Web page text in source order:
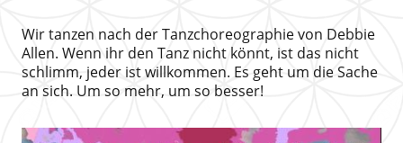
Wir tanzen nach der Tanzchoreographie von Debbie
Allen. Wenn ihr den Tanz nicht könnt, ist das nicht
schlimm, jeder ist willkommen. Es geht um die Sache
an sich. Um so mehr, um so besser!